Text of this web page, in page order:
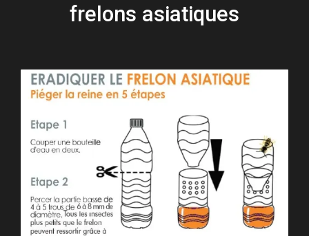
frelons asiatiques